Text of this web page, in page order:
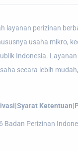
layanan perizinan
usaha mikro,
Indonesia.
secara lebih
|Syarat Ketentuan|
Badan Perizinan